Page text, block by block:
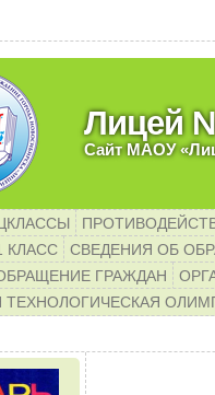
Лицей
Сайт МАОУ
КЛАСС
СВЕДЕНИЯ ОБ
ГРАЖДАН
ТЕХНОЛОГИЧЕСКАЯ